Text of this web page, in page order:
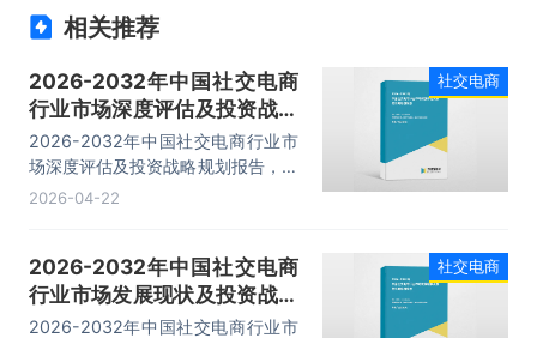
相关推荐
2026-2032年中国社交电商
行业市场深度评估及投资战略
规划报告
2026-2032年中国社交电商行业市
场深度评估及投资战略规划报告，主
要包括行业运营模式分析、典型案例
2026-04-22
社交电商
2026-2032年中国社交电商
行业市场发展现状及投资战略
规划报告
2026-2032年中国社交电商行业市
社交电商